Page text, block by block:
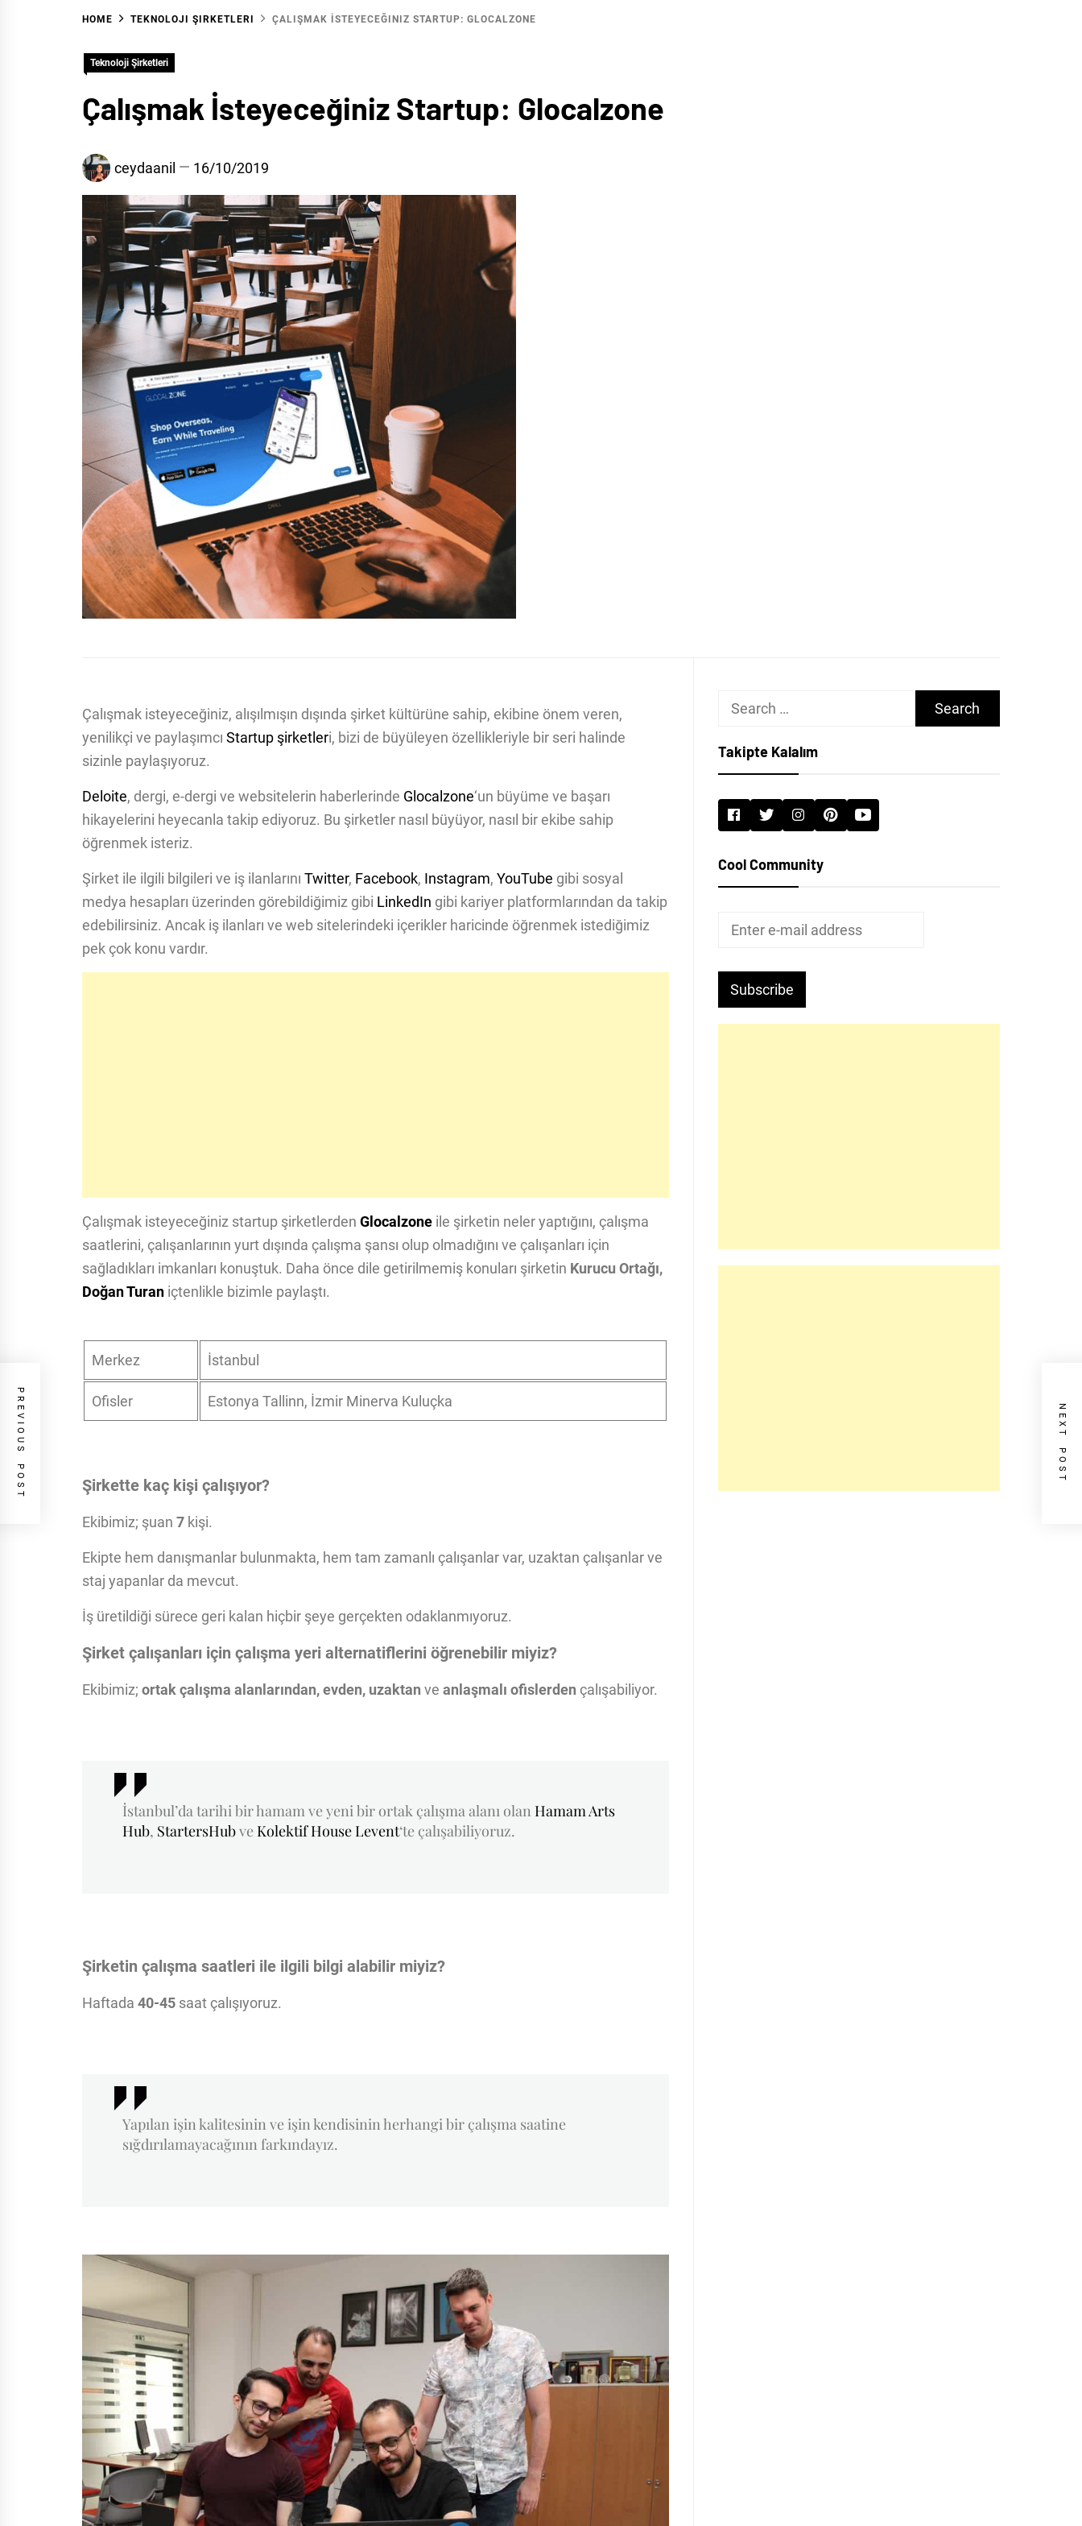
HOME TEKNOLOJI ŞIRKETLERI ÇALIŞMAK İSTEYECEĞINIZ STARTUP: GLOCALZONE
Teknoloji Şirketleri
Çalışmak İsteyeceğiniz Startup: Glocalzone
ceydaanil 16/10/2019
Çalışmak isteyeceğiniz, alışılmışın dışında şirket kültürüne sahip, ekibine önem veren,
yenilikçi ve paylaşımcı Startup şirketleri, bizi de büyüleyen özellikleriyle bir seri halinde
sizinle paylaşıyoruz.
Deloite, dergi, e-dergi ve websitelerin haberlerinde Glocalzone‘un büyüme ve başarı
hikayelerini heyecanla takip ediyoruz. Bu şirketler nasıl büyüyor, nasıl bir ekibe sahip
öğrenmek isteriz.
Şirket ile ilgili bilgileri ve iş ilanlarını Twitter, Facebook, Instagram, YouTube gibi sosyal
medya hesapları üzerinden görebildiğimiz gibi LinkedIn gibi kariyer platformlarından da takip
edebilirsiniz. Ancak iş ilanları ve web sitelerindeki içerikler haricinde öğrenmek istediğimiz
pek çok konu vardır.
Çalışmak isteyeceğiniz startup şirketlerden Glocalzone ile şirketin neler yaptığını, çalışma
saatlerini, çalışanlarının yurt dışında çalışma şansı olup olmadığını ve çalışanları için
sağladıkları imkanları konuştuk. Daha önce dile getirilmemiş konuları şirketin Kurucu Ortağı,
Doğan Turan içtenlikle bizimle paylaştı.
Merkez İstanbul
Ofisler Estonya Tallinn, İzmir Minerva Kuluçka
Şirkette kaç kişi çalışıyor?
Ekibimiz; şuan 7 kişi.
Ekipte hem danışmanlar bulunmakta, hem tam zamanlı çalışanlar var, uzaktan çalışanlar ve
staj yapanlar da mevcut.
İş üretildiği sürece geri kalan hiçbir şeye gerçekten odaklanmıyoruz.
Şirket çalışanları için çalışma yeri alternatiflerini öğrenebilir miyiz?
Ekibimiz; ortak çalışma alanlarından, evden, uzaktan ve anlaşmalı ofislerden çalışabiliyor.
İstanbul’da tarihi bir hamam ve yeni bir ortak çalışma alanı olan Hamam Arts
Hub, StartersHubve Kolektif House Levent‘te çalışabiliyoruz.
Şirketin çalışma saatleri ile ilgili bilgi alabilir miyiz?
Haftada 40-45 saat çalışıyoruz.
Yapılan işin kalitesinin ve işin kendisinin herhangi bir çalışma saatine
sığdırılamayacağının farkındayız.
PREVIOUS POST NEXT POST
Search
Takipte Kalalım
Cool Community
Subscribe